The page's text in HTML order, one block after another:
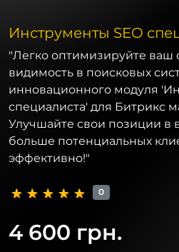
Инструменты SEO
"Легко оптимизируйте ваш
видимость в поисковых
инновационного модуля
специалиста' для Битрикс
Улучшайте свои позиции в
больше потенциальных
эффективно!"
0
4 600 грн.